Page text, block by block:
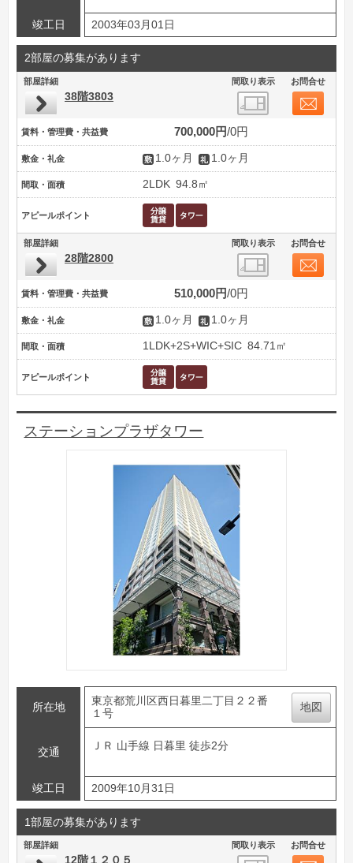
竣工日 2003年03月01日
2部屋の募集があります
部屋詳細 間取り表示 お問合せ
38階3803
賃料・管理費・共益費 700,000円 0円
敷金・礼金 1.0ヶ月 1.0ヶ月
間取・面積 2LDK 94.8㎡
アピールポイント
部屋詳細 間取り表示 お問合せ
28階2800
賃料・管理費・共益費 510,000円 0円
敷金・礼金 1.0ヶ月 1.0ヶ月
間取・面積 1LDK+2S+WIC+SIC 84.71㎡
アピールポイント
ステーションプラザタワー
所在地
東京都荒川区西日暮里二丁目２２番
１号
地図
交通
ＪＲ 山手線 日暮里 徒歩2分
竣工日 2009年10月31日
1部屋の募集があります
部屋詳細 間取り表示 お問合せ
12階１２０５